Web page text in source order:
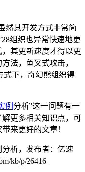
然其开发方式非常简
组织也异常快速地更
其更新速度才得以更
法，鱼叉式攻击，
式下，奇幻熊组织得
例 分析”这一问题有一
更多相关知识点，可
来更好的文章！
析，发布者：亿速
kb/p/26416